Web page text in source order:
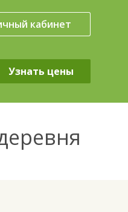
кабинет